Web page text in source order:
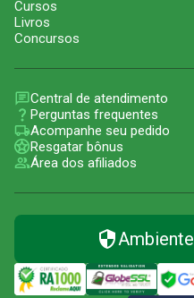
Cursos
Livros
Concursos
Central de atendimento
Perguntas frequentes
Acompanhe seu pedido
Resgatar bônus
Área dos afiliados
Ambiente